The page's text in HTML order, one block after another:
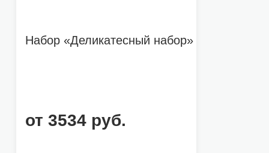
Набор «Деликатесный набор»
от 3534 руб.